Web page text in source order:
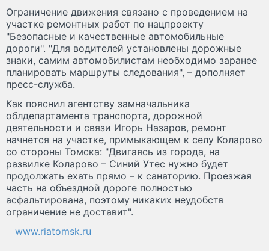
Ограничение движения связано с проведением на
участке ремонтных работ по нацпроекту
"Безопасные и качественные автомобильные
дороги". "Для водителей установлены дорожные
знаки, самим автомобилистам необходимо заранее
планировать маршруты следования", – дополняет
пресс-служба.
Как пояснил агентству замначальника
облдепартамента транспорта, дорожной
деятельности и связи Игорь Назаров, ремонт
начнется на участке, примыкающем к селу Коларово
со стороны Томска: "Двигаясь из города, на
развилке Коларово – Синий Утес нужно будет
продолжать ехать прямо – к санаторию. Проезжая
часть на объездной дороге полностью
асфальтирована, поэтому никаких неудобств
ограничение не доставит".
www.riatomsk.ru